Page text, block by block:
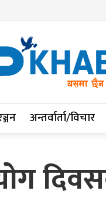
अन्तर्वार्ता/विचार
योग